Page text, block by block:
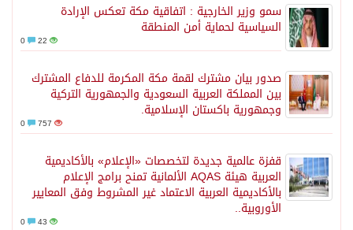
سمو وزير الخارجية : اتفاقية مكة تعكس الإرادة
السياسية لحماية أمن المنطقة
22
صدور بيان مشترك لقمة مكة المكرمة للدفاع المشترك
بين المملكة العربية السعودية والجمهورية التركية
وجمهورية باكستان الإسلامية.
757
قفزة عالمية جديدة لتخصصات «الإعلام» بالأكاديمية
العربية هيئة AQAS الألمانية تمنح برامج الإعلام
بالأكاديمية العربية الاعتماد غير المشروط وفق المعايير
الأوروبية..
43